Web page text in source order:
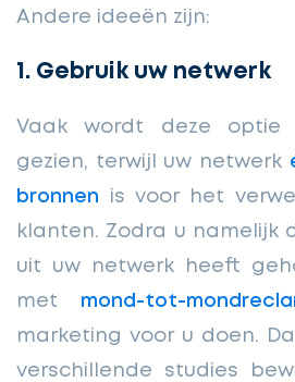
Andere ideeën zijn:
1. Gebruik uw netwerk
Vaak wordt deze optie
gezien, terwijl uw netwerk
bronnen is voor het
klanten. Zodra u namelijk
uit uw netwerk heeft
met mond-tot-
marketing voor u doen.
verschillende studies